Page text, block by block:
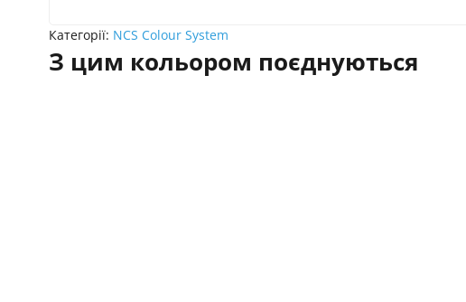
Категорії: NCS Colour System
З цим кольором поєднуються